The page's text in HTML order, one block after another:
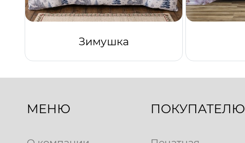
Зимушка
МЕНЮ ПОКУПАТЕЛЮ